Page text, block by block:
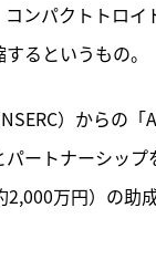
ンパクトトロ
るというもの。
）からの
ートナーシップ
万円）の助